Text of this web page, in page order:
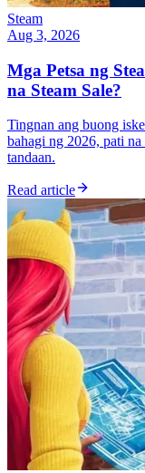
Steam
Aug 3, 2026
Mga Petsa ng
na Steam Sale?
Tingnan ang buong
bahagi ng 2026, pati
tandaan.
Read article